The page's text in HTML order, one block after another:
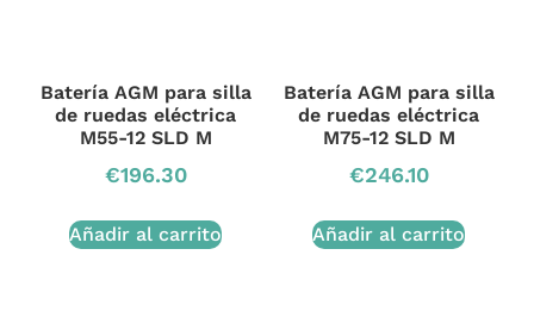
Batería AGM para silla
de ruedas eléctrica
M55-12 SLD M
€196.30
Añadir al carrito
Batería AGM para silla
de ruedas eléctrica
M75-12 SLD M
€246.10
Añadir al carrito